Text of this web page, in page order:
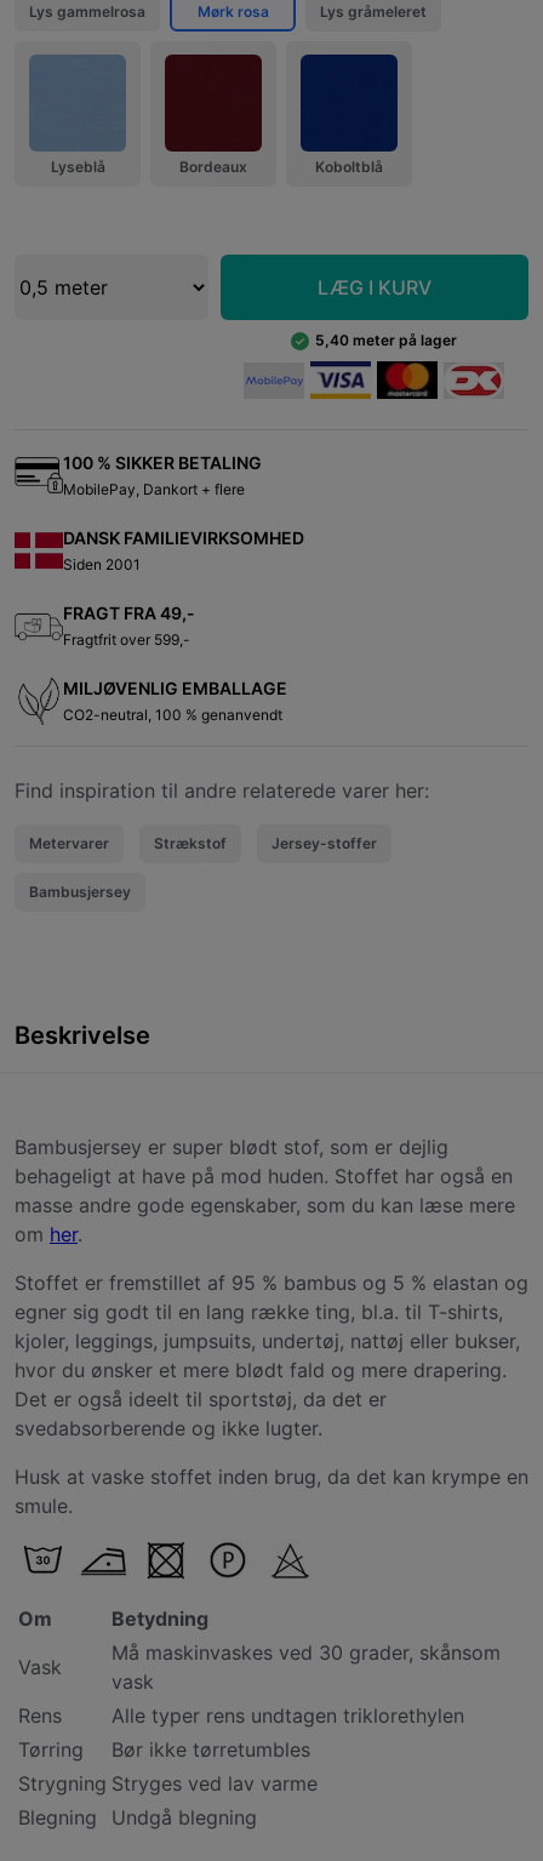
Lys gammelrosa Mørk rosa Lys gråmeleret
Lyseblå Bordeaux Koboltblå
LÆG I KURV
5,40 meter på lager
100 % SIKKER BETALING
MobilePay, Dankort + flere
DANSK FAMILIEVIRKSOMHED
Siden 2001
FRAGT FRA 49,-
Fragtfrit over 599,-
MILJØVENLIG EMBALLAGE
CO2-neutral, 100 % genanvendt
Find inspiration til andre relaterede varer her:
Metervarer Strækstof Jersey-stoffer
Bambusjersey
Beskrivelse
Bambusjersey er super blødt stof, som er dejlig
behageligt at have på mod huden. Stoffet har også en
masse andre gode egenskaber, som du kan læse mere
om her.
Stoffet er fremstillet af 95 % bambus og 5 % elastan og
egner sig godt til en lang række ting, bl.a. til T-shirts,
kjoler, leggings, jumpsuits, undertøj, nattøj eller bukser,
hvor du ønsker et mere blødt fald og mere drapering.
Det er også ideelt til sportstøj, da det er
svedabsorberende og ikke lugter.
Husk at vaske stoffet inden brug, da det kan krympe en
smule.
Om
Betydning
Vask
Må maskinvaskes ved 30 grader, skånsom
vask
Rens
Alle typer rens undtagen triklorethylen
Tørring
Bør ikke tørretumbles
Strygning Stryges ved lav varme
Blegning
Undgå blegning